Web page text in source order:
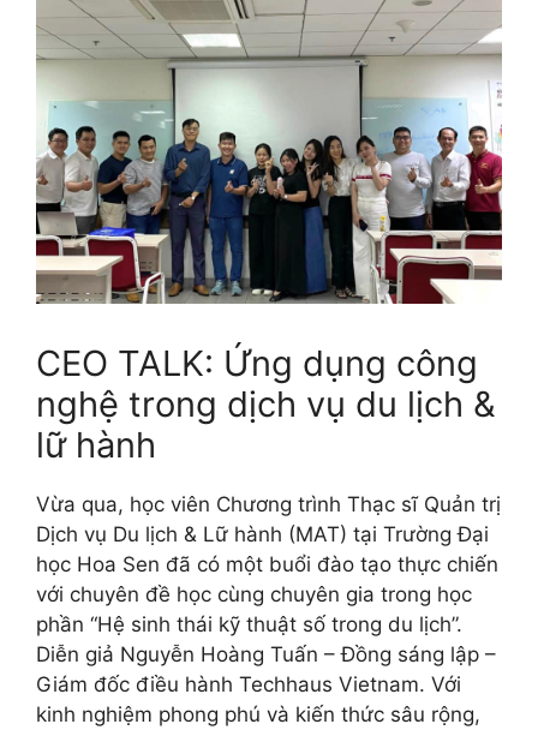
CEO TALK: Ứng dụng công
nghệ trong dịch vụ du lịch &
lữ hành
Vừa qua, học viên Chương trình Thạc sĩ Quản trị
Dịch vụ Du lịch & Lữ hành (MAT) tại Trường Đại
học Hoa Sen đã có một buổi đào tạo thực chiến
với chuyên đề học cùng chuyên gia trong học
phần “Hệ sinh thái kỹ thuật số trong du lịch”.
Diễn giả Nguyễn Hoàng Tuấn – Đồng sáng lập –
Giám đốc điều hành Techhaus Vietnam. Với
kinh nghiệm phong phú và kiến thức sâu rộng,